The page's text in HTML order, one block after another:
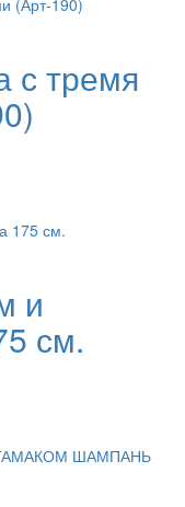
с тремя
и
см.